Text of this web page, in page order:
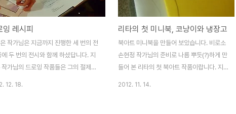
간에서 친구와 수다를 떨고 차를 마시
노는 것 같은 문화예술강좌를 상상했습
그래서 지난 5월 '내방의 콕'이라는 주
문래동의 문화공간인 '내방'에서 소규모
진행하였습니..
첫번째 강좌를 소개해드리는 것이며, 이후 강
좌들은 화요일 같은 시간에 이어서 모임 개설
을 하겠습니다. 2013년 1월~ 신촌타프 [오
시는 길] 매주 화요일 7시반~9시 (2만5천
원/1회) 차시 학습내용 곡 1 우쿨렐레에 대해
서, 음계에 대..
잉 레시피
작가님은 지금까지 진행한 세 번의 전
두 번의 전시와 함께 하셨답니다. 지
작가님의 드로잉 작품들은 그의 절제되
12. 18.
리타의 첫 미니북, 코냥이와 냉장고
북아트 미니북을 만들어 보았습니다. 비로소
손현정 작가님의 준비로 나름 뿌듯(?)하게 만
들어 본 리타의 첫 북아트 작품이랍니다. 지
2012. 11. 14.